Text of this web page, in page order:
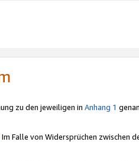
zu den jeweiligen in Anhang 1
Im Falle von Widersprüchen zwischen